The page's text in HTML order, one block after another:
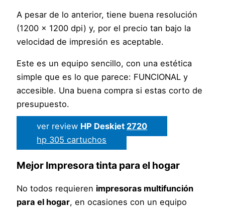
A pesar de lo anterior, tiene buena resolución
(1200 x 1200 dpi) y, por el precio tan bajo la
velocidad de impresión es aceptable.
Este es un equipo sencillo, con una estética
simple que es lo que parece: FUNCIONAL y
accesible. Una buena compra si estas corto de
presupuesto.
ver review HP Deskjet 2720
hp 305 cartuchos
Mejor Impresora tinta para el hogar
No todos requieren impresoras multifunción
para el hogar, en ocasiones con un equipo